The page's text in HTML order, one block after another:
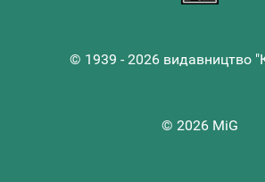
© 1939 - 2026 видавництво
© 2026 MiG